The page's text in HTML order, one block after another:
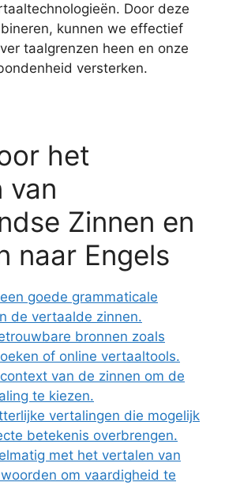
Door deze
kunnen we effectief
taalgrenzen heen en onze
versterken.
het
van
Zinnen en
naar Engels
goede grammaticale
de vertaalde zinnen.
bronnen zoals
of online vertaaltools.
van de zinnen om de
te kiezen.
vertalingen die mogelijk
betekenis overbrengen.
met het vertalen van
om vaardigheid te